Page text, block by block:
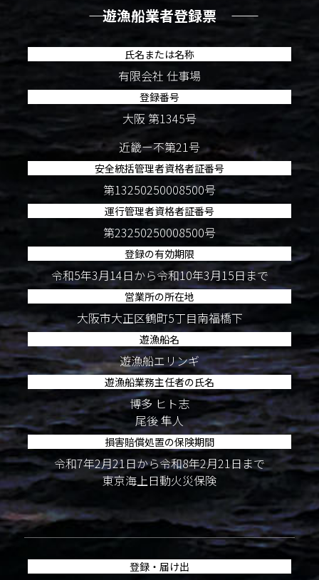
―― 遊漁船業者登録票 ――
氏名または名称
有限会社 仕事場
登録番号
大阪 第1345号
近畿ー不第21号
安全統括管理者資格者証番号
第13250250008500号
運行管理者資格者証番号
第23250250008500号
登録の有効期限
令和5年3月14日から令和10年3月15日まで
営業所の所在地
大阪市大正区鶴町5丁目南福橋下
遊漁船名
遊漁船エリンギ
遊漁船業務主任者の氏名
博多 ヒト志
尾後 隼人
損害賠償処置の保険期間
令和7年2月21日から令和8年2月21日まで
東京海上日動火災保険
登録・届け出